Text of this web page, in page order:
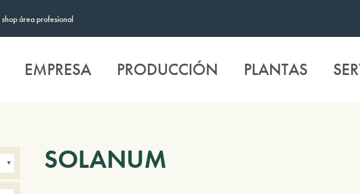
shop área profesional
EMPRESA PRODUCCIÓN PLANTAS
SOLANUM